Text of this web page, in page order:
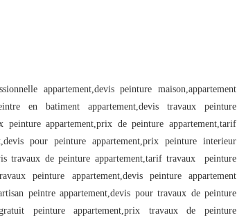
appartement,devis peinture maison,appartement
en batiment appartement,devis travaux peinture
peinture appartement,prix de peinture appartement,tarif
pour peinture appartement,prix peinture interieur
travaux de peinture appartement,tarif travaux  peinture
peinture appartement,devis peinture appartement
peintre appartement,devis pour travaux de peinture
peinture appartement,prix travaux de peinture